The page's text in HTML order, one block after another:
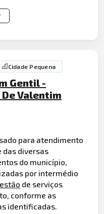
Cidade Pequena
Gentil -
Valentim
para atendimento
das diversas
do município,
por intermédio
de serviços
conforme as
identificadas.